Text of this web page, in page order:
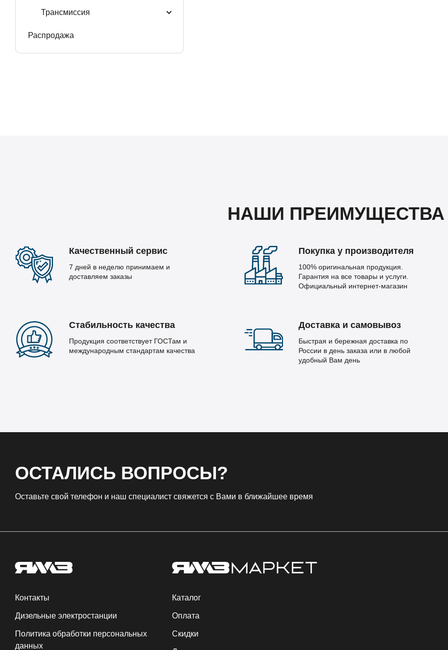
Трансмиссия
Распродажа
НАШИ ПРЕИМУЩЕСТВА
Качественный сервис
7 дней в неделю принимаем и
доставляем заказы
Покупка у производителя
100% оригинальная продукция.
Гарантия на все товары и услуги.
Официальный интернет-магазин
Стабильность качества
Продукция соответствует ГОСТам и
международным стандартам качества
Доставка и самовывоз
Быстрая и бережная доставка по
России в день заказа или в любой
удобный Вам день
ОСТАЛИСЬ ВОПРОСЫ?
Оставьте свой телефон и наш специалист свяжется с Вами в ближайшее время
Контакты
Дизельные электростанции
Политика обработки персональных
данных
Каталог
Оплата
Скидки